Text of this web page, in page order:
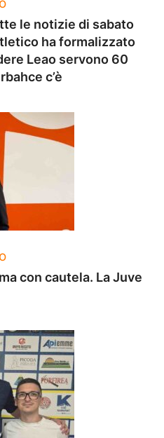
le notizie di sabato
ha formalizzato
Leao servono 60
c’è
con cautela. La Juve